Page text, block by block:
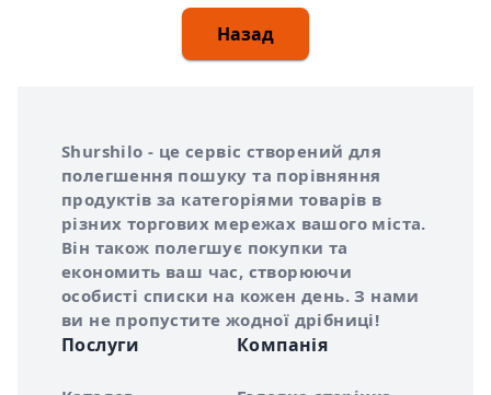
Назад
Про сервіс Shurshilo
Shurshilo - це сервіс створений для
полегшення пошуку та порівняння
продуктів за категоріями товарів в
різних торгових мережах вашого міста.
Він також полегшує покупки та
економить ваш час, створюючи
особисті списки на кожен день. З нами
ви не пропустите жодної дрібниці!
Послуги Компанія